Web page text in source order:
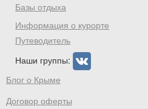
Базы отдыха
Информация о курорте
Путеводитель
Наши группы:
Блог о Крыме
Договор оферты
Скидка
Хочешь дешевле?
промокод на